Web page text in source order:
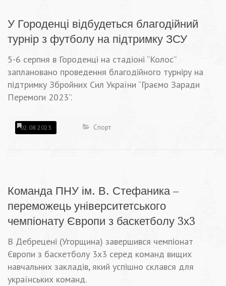
У Городенці відбудеться благодійний
турнір з футболу на підтримку ЗСУ
5-6 серпня в Городенці на стадіоні “Колос”
заплановано проведення благодійного турніру на
підтримку Збройних Сил України “Граємо Заради
Перемоги 2023”.
02.08.2023 Спорт
Команда ПНУ ім. В. Стефаника –
переможець університетського
чемпіонату Європи з баскетболу 3х3
В Дебрецені (Угорщина) завершився чемпіонат
Європи з баскетболу 3х3 серед команд вищих
навчальних закладів, який успішно склався для
українських команд.